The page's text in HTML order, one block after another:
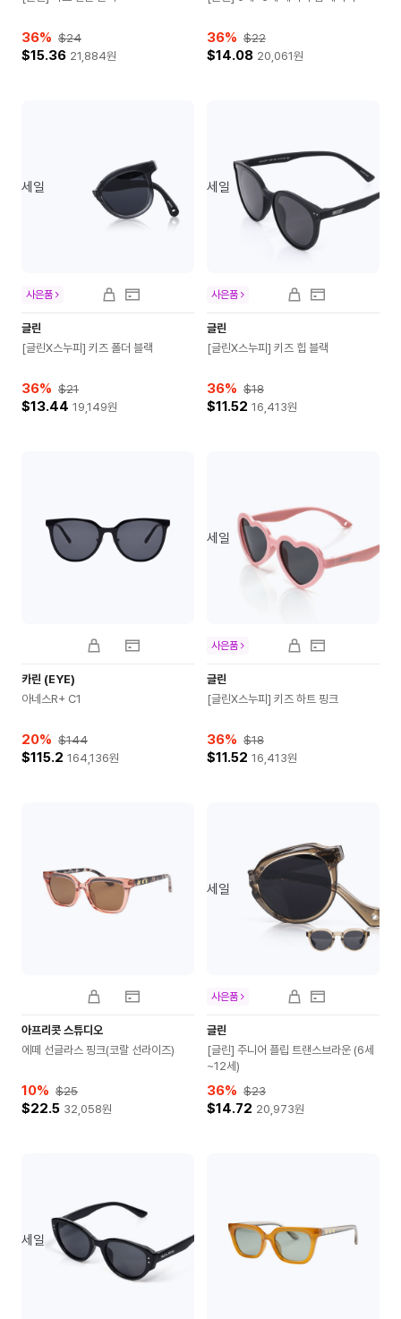
36% $24
$15.36 21,884원
36% $22
$14.08 20,061원
세일
글린
[글린X스누피] 키즈 폴더 블랙
36% $21
$13.44 19,149원
사은품
세일
글린
[글린X스누피] 키즈 힙 블랙
36% $18
$11.52 16,413원
사은품
카린 (EYE)
아네스R+ C1
20% $144
$115.2 164,136원
세일
글린
[글린X스누피] 키즈 하트 핑크
36% $18
$11.52 16,413원
사은품
아프리콧 스튜디오
에떼 선글라스 핑크(코랄 선라이즈)
10% $25
$22.5 32,058원
세일
글린
[글린] 주니어 플립 트랜스브라운 (6세
~12세)
36% $23
$14.72 20,973원
사은품
세일